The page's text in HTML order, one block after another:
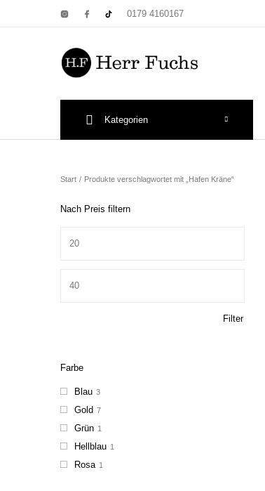
0179 4160167
Kategorien
Start / Produkte verschlagwortet mit „Hafen Kräne“
Nach Preis filtern
Filter
Farbe
Blau 3
Gold 7
Grün 1
Hellblau 1
Rosa 1